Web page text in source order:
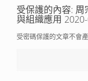
受保護的內容:
與組織應用
受密碼保護的文章不會